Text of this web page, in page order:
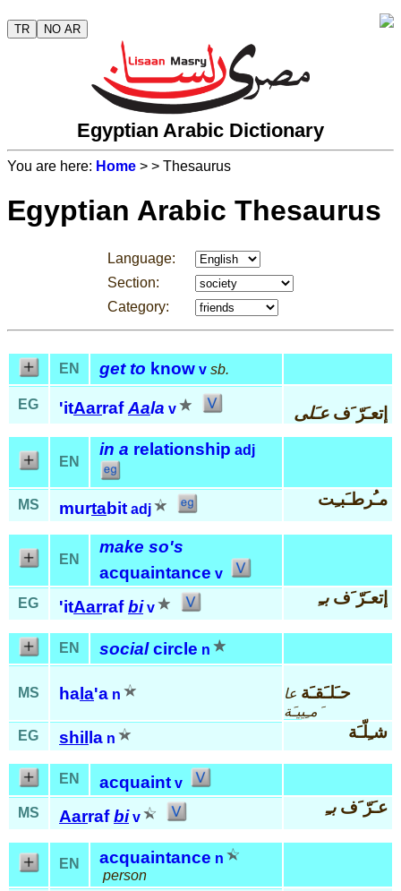
TR NO AR
Egyptian Arabic Dictionary
You are here: Home > > Thesaurus
Egyptian Arabic Thesaurus
Language:
Section:
Category:
EN get to know v sb.
EG 'itAarrafAala v إتعـَرّ َفعـَلى
EN
in a relationship adj
MS murtabit adj
مـُرطـَبـِت
EN
make so's
acquaintance v
EG
'itAarrafbi v
إتعـَرّ َفبـِ
EN socialcircle n
MS ha la'a n حـَلـَقـَة عا
َمـِييـَة
EG
shil la n شـِلّـَة
EN acquaint v
MS
Aarrafbi v
عـَرّ َفبـِ
EN acquaintance n
person